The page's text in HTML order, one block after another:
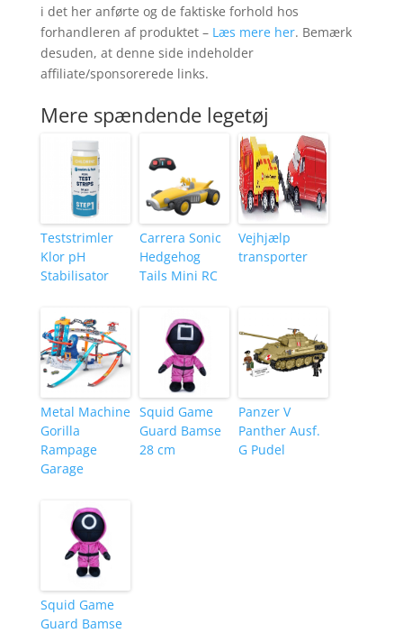
i det her anførte og de faktiske forhold hos
forhandleren af produktet – Læs mere her. Bemærk
desuden, at denne side indeholder
affiliate/sponsorerede links.
Mere spændende legetøj
Teststrimler
Klor pH
Stabilisator
Carrera Sonic
Hedgehog
Tails Mini RC
Vejhjælp
transporter
Metal Machine
Gorilla
Rampage
Garage
Squid Game
Guard Bamse
28 cm
Panzer V
Panther Ausf.
G Pudel
Squid Game
Guard Bamse